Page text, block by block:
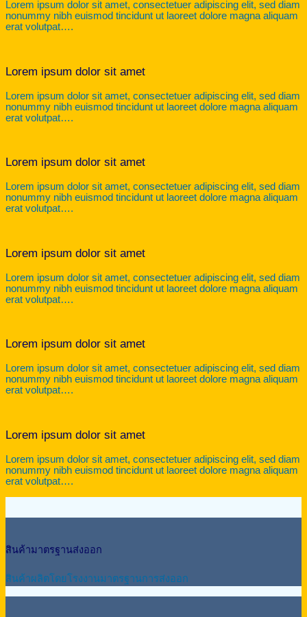
Lorem ipsum dolor sit amet, consectetuer adipiscing elit, sed diam
nonummy nibh euismod tincidunt ut laoreet dolore magna aliquam
erat volutpat….
Lorem ipsum dolor sit amet
Lorem ipsum dolor sit amet, consectetuer adipiscing elit, sed diam
nonummy nibh euismod tincidunt ut laoreet dolore magna aliquam
erat volutpat….
Lorem ipsum dolor sit amet
Lorem ipsum dolor sit amet, consectetuer adipiscing elit, sed diam
nonummy nibh euismod tincidunt ut laoreet dolore magna aliquam
erat volutpat….
Lorem ipsum dolor sit amet
Lorem ipsum dolor sit amet, consectetuer adipiscing elit, sed diam
nonummy nibh euismod tincidunt ut laoreet dolore magna aliquam
erat volutpat….
Lorem ipsum dolor sit amet
Lorem ipsum dolor sit amet, consectetuer adipiscing elit, sed diam
nonummy nibh euismod tincidunt ut laoreet dolore magna aliquam
erat volutpat….
Lorem ipsum dolor sit amet
Lorem ipsum dolor sit amet, consectetuer adipiscing elit, sed diam
nonummy nibh euismod tincidunt ut laoreet dolore magna aliquam
erat volutpat….
สินค้ามาตรฐานส่งออก
สินค้าผลิตโดยโรงงานมาตรฐานการส่งออก